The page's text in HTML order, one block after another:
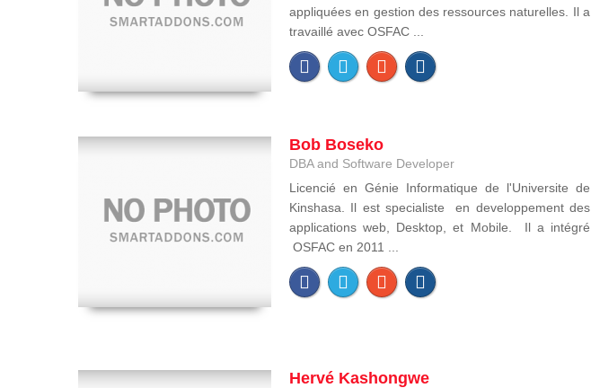
appliquées en gestion des ressources naturelles. Il a
travaillé avec OSFAC ...
Bob Boseko
DBA and Software Developer
Licencié en Génie Informatique de l'Universite de
Kinshasa. Il est specialiste en developpement des
applications web, Desktop, et Mobile. Il a intégré
OSFAC en 2011 ...
Hervé Kashongwe